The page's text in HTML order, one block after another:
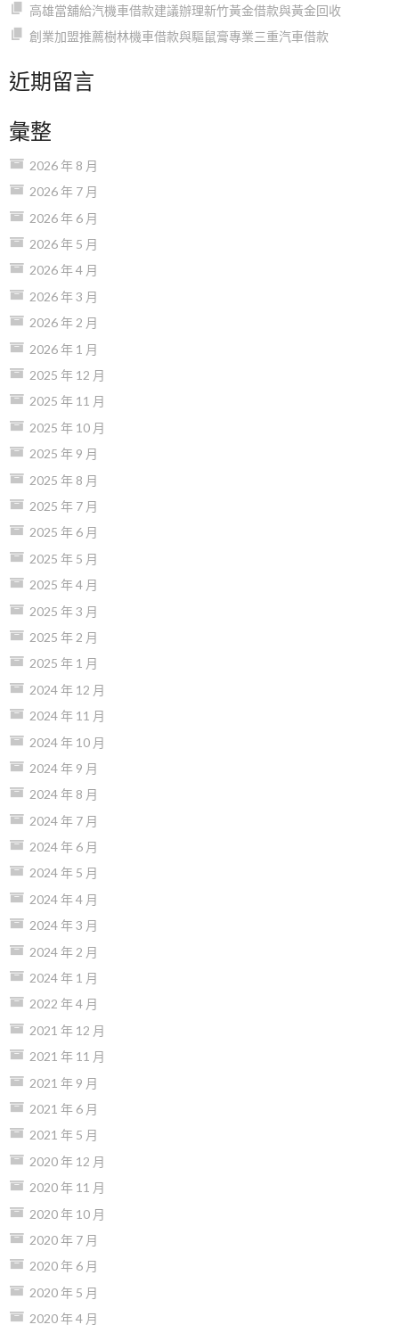
高雄當舖給汽機車借款建議辦理新竹黃金借款與黃金回收
創業加盟推薦樹林機車借款與驅鼠膏專業三重汽車借款
近期留言
彙整
2026 年 8 月
2026 年 7 月
2026 年 6 月
2026 年 5 月
2026 年 4 月
2026 年 3 月
2026 年 2 月
2026 年 1 月
2025 年 12 月
2025 年 11 月
2025 年 10 月
2025 年 9 月
2025 年 8 月
2025 年 7 月
2025 年 6 月
2025 年 5 月
2025 年 4 月
2025 年 3 月
2025 年 2 月
2025 年 1 月
2024 年 12 月
2024 年 11 月
2024 年 10 月
2024 年 9 月
2024 年 8 月
2024 年 7 月
2024 年 6 月
2024 年 5 月
2024 年 4 月
2024 年 3 月
2024 年 2 月
2024 年 1 月
2022 年 4 月
2021 年 12 月
2021 年 11 月
2021 年 9 月
2021 年 6 月
2021 年 5 月
2020 年 12 月
2020 年 11 月
2020 年 10 月
2020 年 7 月
2020 年 6 月
2020 年 5 月
2020 年 4 月